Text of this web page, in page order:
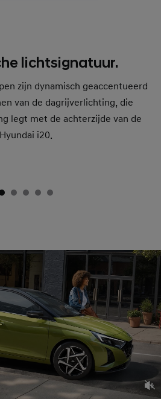
lichtsignatuur.
zijn dynamisch geaccentueerd
van de dagrijverlichting, die
legt met de achterzijde van de
Hyundai i20.